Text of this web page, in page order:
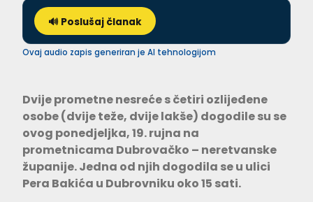
🔊 Poslušaj članak
Ovaj audio zapis generiran je AI tehnologijom
Dvije prometne nesreće s četiri ozlijeđene
osobe (dvije teže, dvije lakše) dogodile su se
ovog ponedjeljka, 19. rujna na
prometnicama Dubrovačko – neretvanske
županije. Jedna od njih dogodila se u ulici
Pera Bakića u Dubrovniku oko 15 sati.